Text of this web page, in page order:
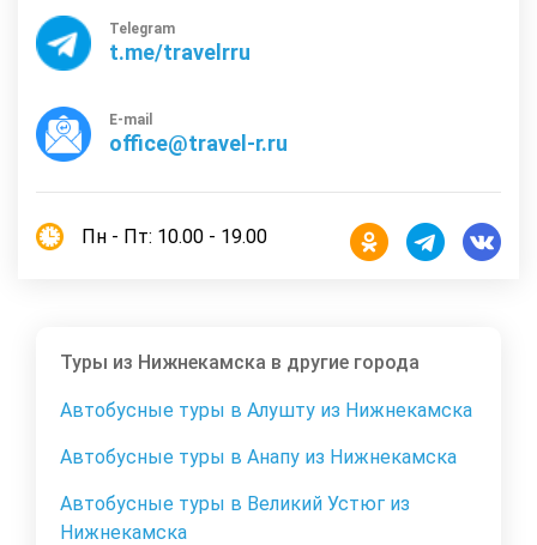
Telegram
t.me/travelrru
E-mail
office@travel-r.ru
Пн - Пт: 10.00 - 19.00
Туры из Нижнекамска в другие города
Автобусные туры в Алушту из Нижнекамска
Автобусные туры в Анапу из Нижнекамска
Автобусные туры в Великий Устюг из
Нижнекамска